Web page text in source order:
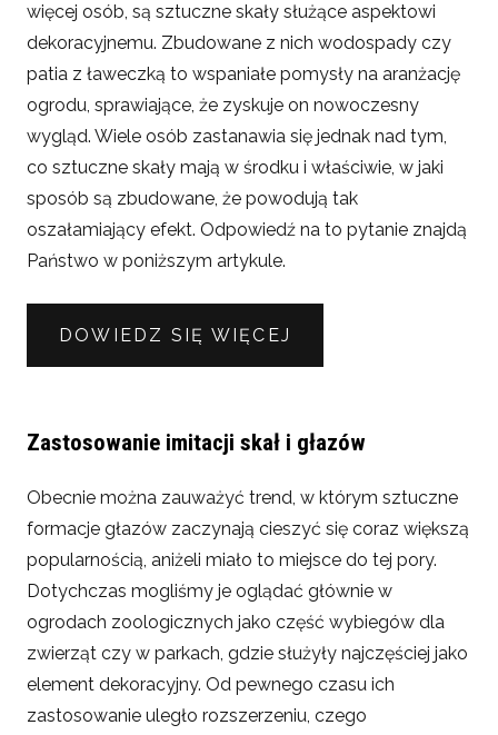
więcej osób, są sztuczne skały służące aspektowi
dekoracyjnemu. Zbudowane z nich wodospady czy
patia z ławeczką to wspaniałe pomysły na aranżację
ogrodu, sprawiające, że zyskuje on nowoczesny
wygląd. Wiele osób zastanawia się jednak nad tym,
co sztuczne skały mają w środku i właściwie, w jaki
sposób są zbudowane, że powodują tak
oszałamiający efekt. Odpowiedź na to pytanie znajdą
Państwo w poniższym artykule.
DOWIEDZ SIĘ WIĘCEJ
Zastosowanie imitacji skał i głazów
Obecnie można zauważyć trend, w którym sztuczne
formacje głazów zaczynają cieszyć się coraz większą
popularnością, aniżeli miało to miejsce do tej pory.
Dotychczas mogliśmy je oglądać głównie w
ogrodach zoologicznych jako część wybiegów dla
zwierząt czy w parkach, gdzie służyły najczęściej jako
element dekoracyjny. Od pewnego czasu ich
zastosowanie uległo rozszerzeniu, czego